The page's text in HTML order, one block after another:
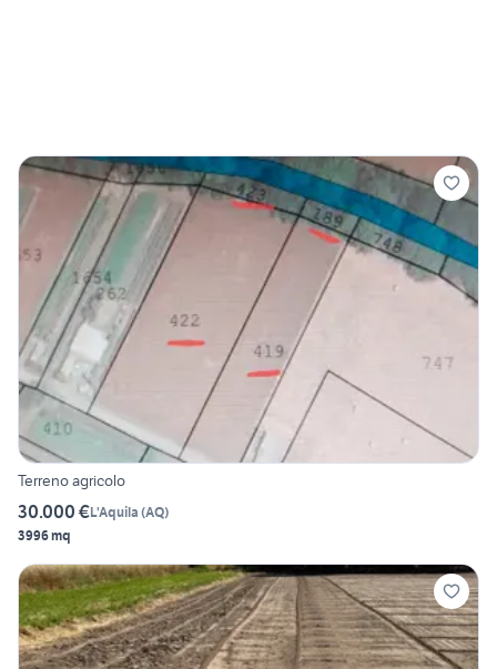
Terreno agricolo
30.000 €L'Aquila (AQ)
3996 mq